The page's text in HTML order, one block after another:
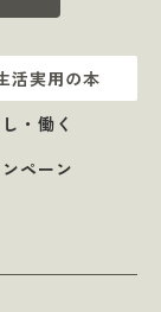
活実用の本
・働く
ペーン